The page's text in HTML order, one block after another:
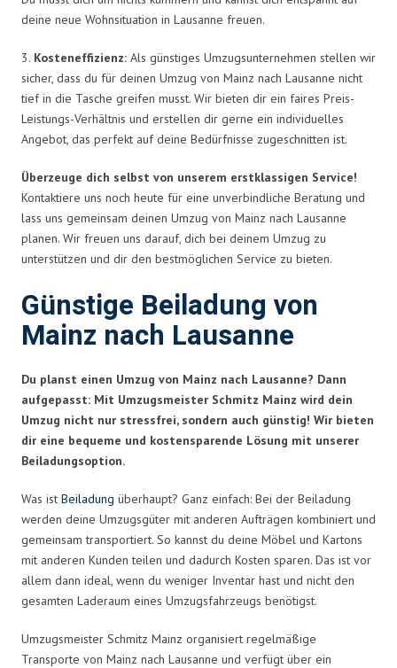
deine neue Wohnsituation in Lausanne freuen.
3. Kosteneffizienz: Als günstiges Umzugsunternehmen stellen wir
sicher, dass du für deinen Umzug von Mainz nach Lausanne nicht
tief in die Tasche greifen musst. Wir bieten dir ein faires Preis-
Leistungs-Verhältnis und erstellen dir gerne ein individuelles
Angebot, das perfekt auf deine Bedürfnisse zugeschnitten ist.
Überzeuge dich selbst von unserem erstklassigen Service!
Kontaktiere uns noch heute für eine unverbindliche Beratung und
lass uns gemeinsam deinen Umzug von Mainz nach Lausanne
planen. Wir freuen uns darauf, dich bei deinem Umzug zu
unterstützen und dir den bestmöglichen Service zu bieten.
Günstige Beiladung von
Mainz nach Lausanne
Du planst einen Umzug von Mainz nach Lausanne? Dann
aufgepasst: Mit Umzugsmeister Schmitz Mainz wird dein
Umzug nicht nur stressfrei, sondern auch günstig! Wir bieten
dir eine bequeme und kostensparende Lösung mit unserer
Beiladungsoption.
Was ist Beiladung überhaupt? Ganz einfach: Bei der Beiladung
werden deine Umzugsgüter mit anderen Aufträgen kombiniert und
gemeinsam transportiert. So kannst du deine Möbel und Kartons
mit anderen Kunden teilen und dadurch Kosten sparen. Das ist vor
allem dann ideal, wenn du weniger Inventar hast und nicht den
gesamten Laderaum eines Umzugsfahrzeugs benötigst.
Umzugsmeister Schmitz Mainz organisiert regelmäßige
Transporte von Mainz nach Lausanne und verfügt über ein